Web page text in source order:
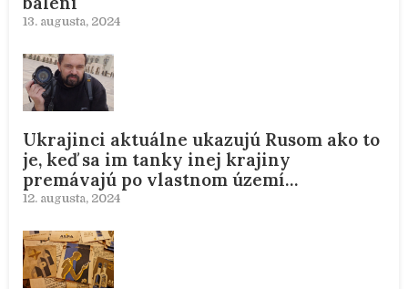
13. augusta, 2024
Ukrajinci aktuálne ukazujú Rusom ako to
je, keď sa im tanky inej krajiny
premávajú po vlastnom území…
12. augusta, 2024